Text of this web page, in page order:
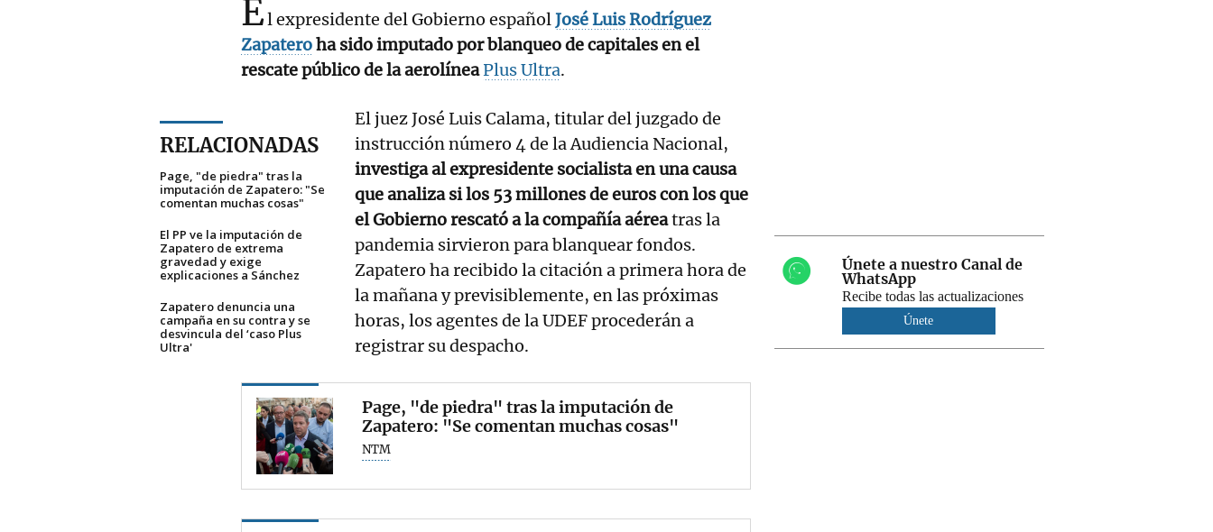
El expresidente del Gobierno españolJosé Luis Rodríguez
Zapateroha sido imputado por blanqueo de capitales en el
rescate público de la aerolíneaPlus Ultra.
RELACIONADAS
Page, "de piedra" tras la
imputación de Zapatero: "Se
comentan muchas cosas"
El PP ve la imputación de
Zapatero de extrema
gravedad y exige
explicaciones a Sánchez
Zapatero denuncia una
campaña en su contra y se
desvincula del ‘caso Plus
Ultra'
El juez José Luis Calama, titular del juzgado de
instrucción número 4 de la Audiencia Nacional,
investiga al expresidente socialista en una causa
que analiza si los 53 millones de euros con los que
el Gobierno rescató a la compañía aéreatras la
pandemia sirvieron para blanquear fondos.
Zapatero ha recibido la citación a primera hora de
la mañana y previsiblemente, en las próximas
horas, los agentes de la UDEF procederán a
registrar su despacho.
Page, "de piedra" tras la imputación de
Zapatero: "Se comentan muchas cosas"
NTM
Únete a nuestro Canal de
WhatsApp
Recibe todas las actualizaciones
Únete